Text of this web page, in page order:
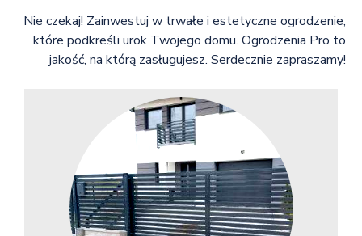
Nie czekaj! Zainwestuj w trwałe i estetyczne ogrodzenie,
które podkreśli urok Twojego domu. Ogrodzenia Pro to
jakość, na którą zasługujesz. Serdecznie zapraszamy!